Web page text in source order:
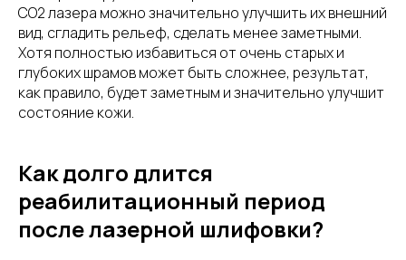
CO2 лазера можно значительно улучшить их внешний
вид, сгладить рельеф, сделать менее заметными.
Хотя полностью избавиться от очень старых и
глубоких шрамов может быть сложнее, результат,
как правило, будет заметным и значительно улучшит
состояние кожи.
Как долго длится
реабилитационный период
после лазерной шлифовки?